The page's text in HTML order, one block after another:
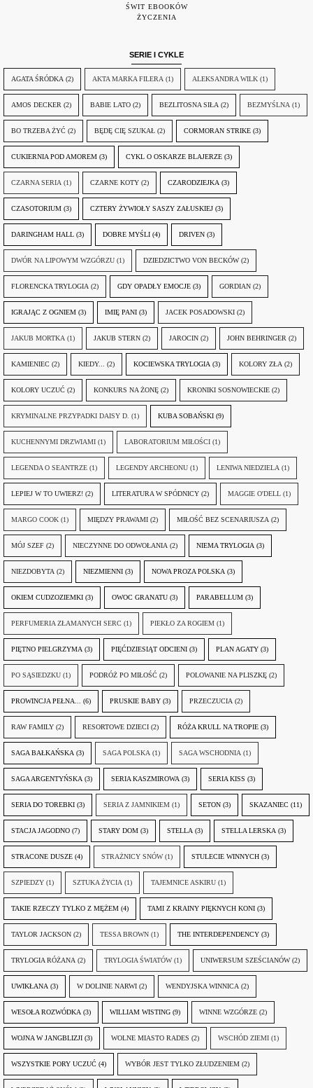
ŚWIT EBOOKÓW
ŻYCZENIA
SERIE I CYKLE
AGATA ŚRÓDKA (2) AKTA MARKA FILERA (1) ALEKSANDRA WILK (1)
AMOS DECKER (2) BABIE LATO (2) BEZLITOSNA SIŁA (2) BEZMYŚLNA (1)
BO TRZEBA ŻYĆ (2) BĘDĘ CIĘ SZUKAŁ (2) CORMORAN STRIKE (3)
CUKIERNIA POD AMOREM (3) CYKL O OSKARZE BLAJERZE (3)
CZARNA SERIA (1) CZARNE KOTY (2) CZARODZIEJKA (3)
CZASOTORIUM (3) CZTERY ŻYWIOŁY SASZY ZAŁUSKIEJ (3)
DARINGHAM HALL (3) DOBRE MYŚLI (4) DRIVEN (3)
DWÓR NA LIPOWYM WZGÓRZU (1) DZIEDZICTWO VON BECKÓW (2)
FLORENCKA TRYLOGIA (2) GDY OPADŁY EMOCJE (3) GORDIAN (2)
IGRAJĄC Z OGNIEM (3) IMIĘ PANI (3) JACEK POSADOWSKI (2)
JAKUB MORTKA (1) JAKUB STERN (2) JAROCIN (2) JOHN BEHRINGER (2)
KAMIENIEC (2) KIEDY... (2) KOCIEWSKA TRYLOGIA (3) KOLORY ZŁA (2)
KOLORY UCZUĆ (2) KONKURS NA ŻONĘ (2) KRONIKI SOSNOWIECKIE (2)
KRYMINALNE PRZYPADKI DAISY D. (1) KUBA SOBAŃSKI (9)
KUCHENNYMI DRZWIAMI (1) LABORATORIUM MIŁOŚCI (1)
LEGENDA O SEANTRZE (1) LEGENDY ARCHEONU (1) LENIWA NIEDZIELA (1)
LEPIEJ W TO UWIERZ! (2) LITERATURA W SPÓDNICY (2) MAGGIE O'DELL (1)
MARGO COOK (1) MIĘDZY PRAWAMI (2) MIŁOŚĆ BEZ SCENARIUSZA (2)
MÓJ SZEF (2) NIECZYNNE DO ODWOŁANIA (2) NIEMA TRYLOGIA (3)
NIEZDOBYTA (2) NIEZMIENNI (3) NOWA PROZA POLSKA (3)
OKIEM CUDZOZIEMKI (3) OWOC GRANATU (3) PARABELLUM (3)
PERFUMERIA ZŁAMANYCH SERC (1) PIEKŁO ZA ROGIEM (1)
PIĘTNO PIELGRZYMA (3) PIĘĆDZIESIĄT ODCIENI (3) PLAN AGATY (3)
PO SĄSIEDZKU (1) PODRÓŻ PO MIŁOŚĆ (2) POLOWANIE NA PLISZKĘ (2)
PROWINCJA PEŁNA... (6) PRUSKIE BABY (3) PRZECZUCIA (2)
RAW FAMILY (2) RESORTOWE DZIECI (2) RÓŻA KRULL NA TROPIE (3)
SAGA BAŁKAŃSKA (3) SAGA POLSKA (1) SAGA WSCHODNIA (1)
SAGA ARGENTYŃSKA (3) SERIA KASZMIROWA (3) SERIA KISS (3)
SERIA DO TOREBKI (3) SERIA Z JAMNIKIEM (1) SETON (3) SKAZANIEC (11)
STACJA JAGODNO (7) STARY DOM (3) STELLA (3) STELLA LERSKA (3)
STRACONE DUSZE (4) STRAŻNICY SNÓW (1) STULECIE WINNYCH (3)
SZPIEDZY (1) SZTUKA ŻYCIA (1) TAJEMNICE ASKIRU (1)
TAKIE RZECZY TYLKO Z MĘŻEM (4) TAMI Z KRAINY PIĘKNYCH KONI (3)
TAYLOR JACKSON (2) TESSA BROWN (1) THE INTERDEPENDENCY (3)
TRYLOGIA RÓŻANA (2) TRYLOGIA ŚWIATÓW (1) UNIWERSUM SZEŚCIANÓW (2)
UWIKŁANA (3) W DOLINIE NARWI (2) WENDYJSKA WINNICA (2)
WESOŁA ROZWÓDKA (3) WILLIAM WISTING (9) WINNE WZGÓRZE (2)
WOJNA W JANGBLIZJI (3) WOLNE MIASTO RADES (2) WSCHÓD ZIEMI (1)
WSZYSTKIE PORY UCZUĆ (4) WYBÓR JEST TYLKO ZŁUDZENIEM (2)